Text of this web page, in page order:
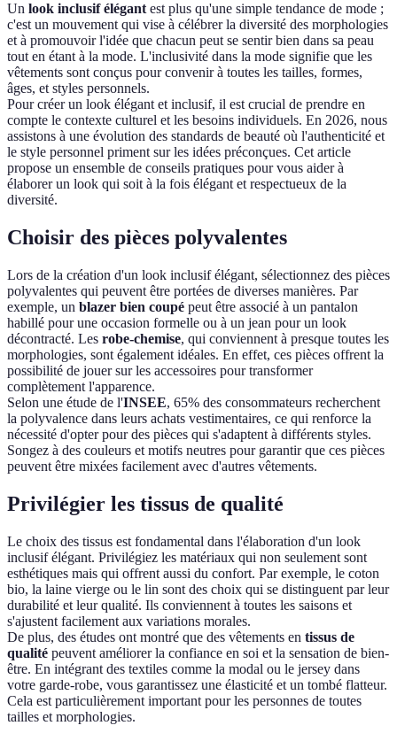
Un look inclusif élégantest plus qu'une simple tendance de mode ;
c'est un mouvement qui vise à célébrer la diversité des morphologies
et à promouvoir l'idée que chacun peut se sentir bien dans sa peau
tout en étant à la mode. L'inclusivité dans la mode signifie que les
vêtements sont conçus pour convenir à toutes les tailles, formes,
âges, et styles personnels.
Pour créer un look élégant et inclusif, il est crucial de prendre en
compte le contexte culturel et les besoins individuels. En 2026, nous
assistons à une évolution des standards de beauté où l'authenticité et
le style personnel priment sur les idées préconçues. Cet article
propose un ensemble de conseils pratiques pour vous aider à
élaborer un look qui soit à la fois élégant et respectueux de la
diversité.
Choisir des pièces polyvalentes
Lors de la création d'un look inclusif élégant, sélectionnez des pièces
polyvalentes qui peuvent être portées de diverses manières. Par
exemple, un blazer bien coupé peut être associé à un pantalon
habillé pour une occasion formelle ou à un jean pour un look
décontracté. Les robe-chemise, qui conviennent à presque toutes les
morphologies, sont également idéales. En effet, ces pièces offrent la
possibilité de jouer sur les accessoires pour transformer
complètement l'apparence.
Selon une étude de l'INSEE, 65% des consommateurs recherchent
la polyvalence dans leurs achats vestimentaires, ce qui renforce la
nécessité d'opter pour des pièces qui s'adaptent à différents styles.
Songez à des couleurs et motifs neutres pour garantir que ces pièces
peuvent être mixées facilement avec d'autres vêtements.
Privilégier les tissus de qualité
Le choix des tissus est fondamental dans l'élaboration d'un look
inclusif élégant. Privilégiez les matériaux qui non seulement sont
esthétiques mais qui offrent aussi du confort. Par exemple, le coton
bio, la laine vierge ou le lin sont des choix qui se distinguent par leur
durabilité et leur qualité. Ils conviennent à toutes les saisons et
s'ajustent facilement aux variations morales.
De plus, des études ont montré que des vêtements en tissus de
qualité peuvent améliorer la confiance en soi et la sensation de bien-
être. En intégrant des textiles comme la modal ou le jersey dans
votre garde-robe, vous garantissez une élasticité et un tombé flatteur.
Cela est particulièrement important pour les personnes de toutes
tailles et morphologies.